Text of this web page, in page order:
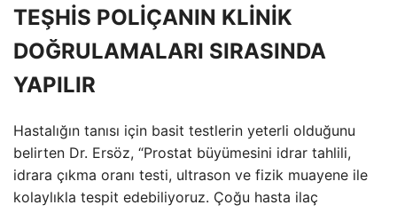
TEŞHİS POLİÇANIN KLİNİK
DOĞRULAMALARI SIRASINDA
YAPILIR
Hastalığın tanısı için basit testlerin yeterli olduğunu
belirten Dr. Ersöz, “Prostat büyümesini idrar tahlili,
idrara çıkma oranı testi, ultrason ve fizik muayene ile
kolaylıkla tespit edebiliyoruz. Çoğu hasta ilaç